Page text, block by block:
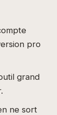
pro
grand
ne sort